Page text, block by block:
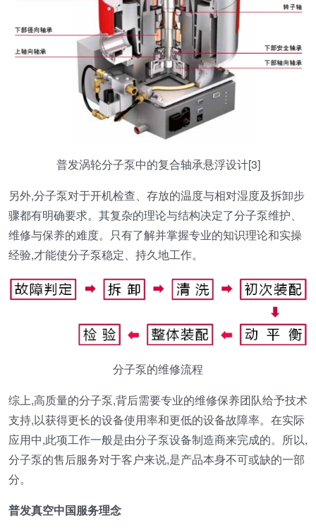
普发涡轮分子泵中的复合轴承悬浮设计[3]
另外,分子泵对于开机检查、存放的温度与相对湿度及拆卸步
骤都有明确要求。其复杂的理论与结构决定了分子泵维护、
维修与保养的难度。只有了解并掌握专业的知识理论和实操
经验,才能使分子泵稳定、持久地工作。
分子泵的维修流程
综上,高质量的分子泵,背后需要专业的维修保养团队给予技术
支持,以获得更长的设备使用率和更低的设备故障率。在实际
应用中,此项工作一般是由分子泵设备制造商来完成的。所以,
分子泵的售后服务对于客户来说,是产品本身不可或缺的一部
分。
普发真空中国服务理念